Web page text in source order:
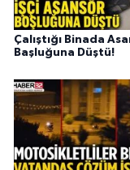
Çalıştığı Binada
Başluğuna Düştü!